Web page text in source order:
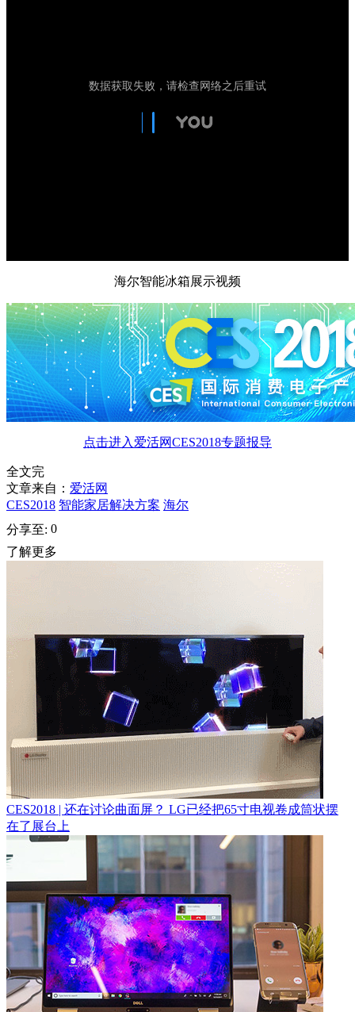
海尔智能冰箱展示视频
点击进入爱活网CES2018专题报导
全文完
文章来自： 爱活网
CES2018 智能家居解决方案 海尔
分享至: 0
了解更多
CES2018 | 还在讨论曲面屏？ LG已经把65寸电视卷成筒状摆
在了展台上